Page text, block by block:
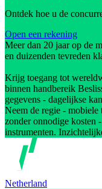
Ontdek hoe u de
Open een rekening
Meer dan 20 jaar op de
en duizenden tevreden
Krijg toegang tot
binnen handbereik
gegevens - dagelijkse
Neem de regie -
zonder onnodige kosten
instrumenten.
Netherland